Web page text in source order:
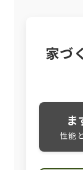
家づ
ま
性能